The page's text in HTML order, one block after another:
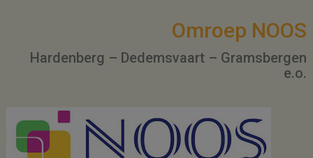
Omroep NOOS
Hardenberg – Dedemsvaart – Gramsbergen
e.o.